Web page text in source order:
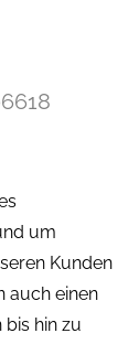
um
Kunden
auch einen
hin zu